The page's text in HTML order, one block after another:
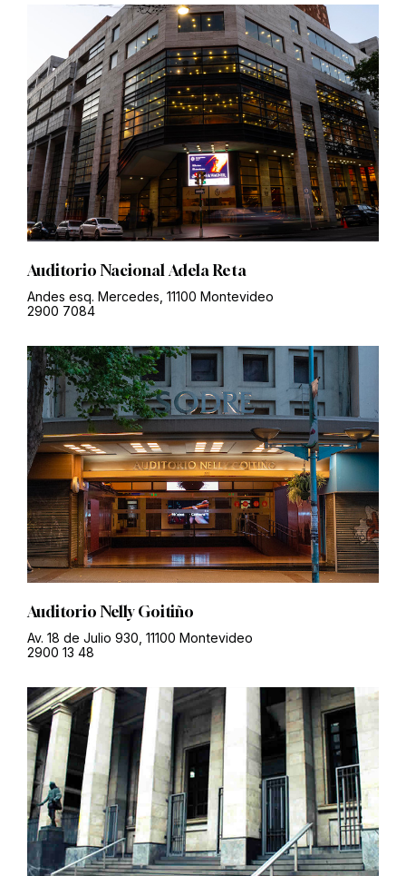
Auditorio Nacional Adela Reta
Andes esq. Mercedes, 11100 Montevideo
2900 7084
Auditorio Nelly Goitiño
Av. 18 de Julio 930, 11100 Montevideo
2900 13 48